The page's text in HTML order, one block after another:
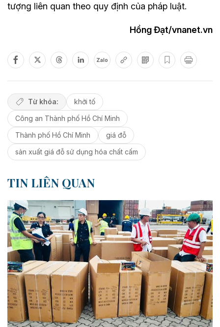
tượng liên quan theo quy định của pháp luật.
Hồng Đạt/vnanet.vn
Zalo
Từ khóa:
khởi tố
Công an Thành phố Hồ Chí Minh
Thành phố Hồ Chí Minh
giá đỗ
sản xuất giá đỗ sử dụng hóa chất cấm
TIN LIÊN QUAN